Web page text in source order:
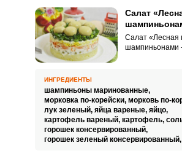
Салат
Салат «Лесная
шампиньонами
столе и будет
всеобщее
ИНГРЕДИЕНТЫ
шампиньоны маринованные,
морковка по-корейски, морковь по-
лук зеленый, яйца вареные, яйцо,
картофель вареный, картофель,
горошек консервированный,
горошек зеленый консервированный,